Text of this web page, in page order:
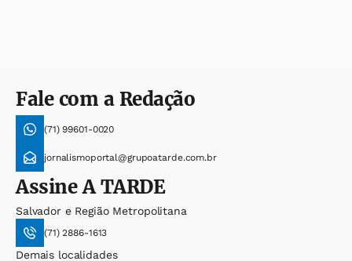
Fale com a Redação
(71) 99601-0020
jornalismoportal@grupoatarde.com.br
AssineA TARDE
Salvador e Região Metropolitana
(71) 2886-1613
Demais localidades